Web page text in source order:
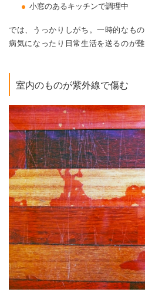
小窓のあるキッチンで調理中
では、うっかりしがち。一時的なも
病気になったり日常生活を送るのが
室内のものが紫外線で傷む